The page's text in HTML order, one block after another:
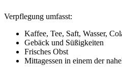
Verpflegung umfasst:
Kaffee, Tee, Saft, Wasser,
Gebäck und Süßigkeiten
Frisches Obst
Mittagessen in einem der